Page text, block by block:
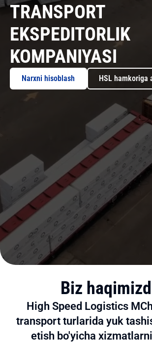
TRANSPORT
EKSPEDITORLIK
KOMPANIYASI
Narxni hisoblash HSL hamkoriga
Biz
High Speed ​​​​Logistics
transport turlarida yuk
etish bo'yicha